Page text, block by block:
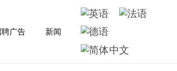
广告 新闻